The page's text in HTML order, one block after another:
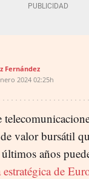
Fernández
2024 02:25h
valor bursátil
años
de